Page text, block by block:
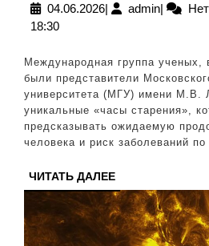
04.06.202604.06.2026
| adminadmin
|
18:30
Международная группа ученых,
были представители
университета (МГУ) имени М.В.
уникальные «часы старения»,
предсказывать ожидаемую
человека и риск заболеваний по
ЧИТАТЬ ДАЛЕЕЧИТАТЬ
ДАЛЕЕ